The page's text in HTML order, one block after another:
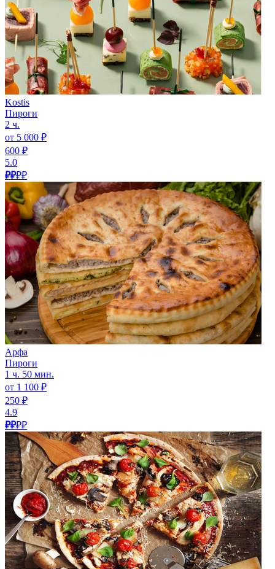
Kostis
Пироги
2 ч.
от 5 000 ₽
600 ₽
5.0
₽₽₽₽
Арфа
Пироги
1 ч. 50 мин.
от 1 100 ₽
250 ₽
4.9
₽₽₽₽